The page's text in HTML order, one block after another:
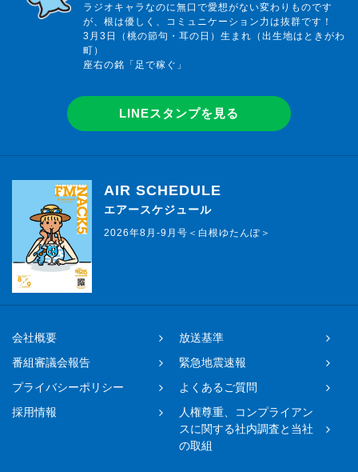
ラジオキャラなのに無口で愛想がない変わりものです
が、根は優しく、コミュニケーション力は抜群です！
3月3日（桃の節句・耳の日）生まれ（出生地はときがわ
町）
座右の銘「足で稼ぐ」
LINEスタンプを見る
AIR SCHEDULE
エアースケジュール
2026年8月-9月号＜白根ゆたんぽ＞
会社概要
放送基準
番組審議会報告
緊急地震速報
プライバシーポリシー
よくあるご質問
採用情報
人権尊重、コンプライアン
スに関する社内調査と当社
の取組